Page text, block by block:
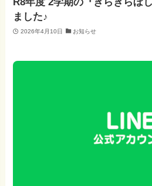
ました♪
2026年4月10日 お知らせ